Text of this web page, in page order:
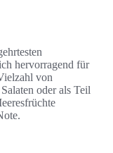
hervorragend für
von
oder als Teil